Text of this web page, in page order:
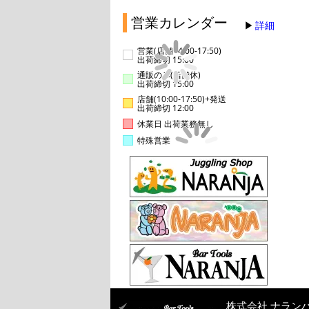
営業カレンダー 詳細
営業(店舗14:00-17:50)
出荷締切 15:00
通販のみ(店舗休)
出荷締切 15:00
店舗(10:00-17:50)+発送
出荷締切 12:00
休業日 出荷業務無し
特殊営業
株式会社 ナラン